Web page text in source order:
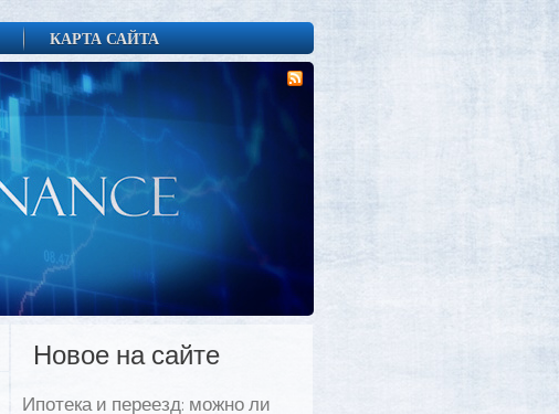
КАРТА САЙТА
Новое на сайте
Ипотека и переезд: можно ли